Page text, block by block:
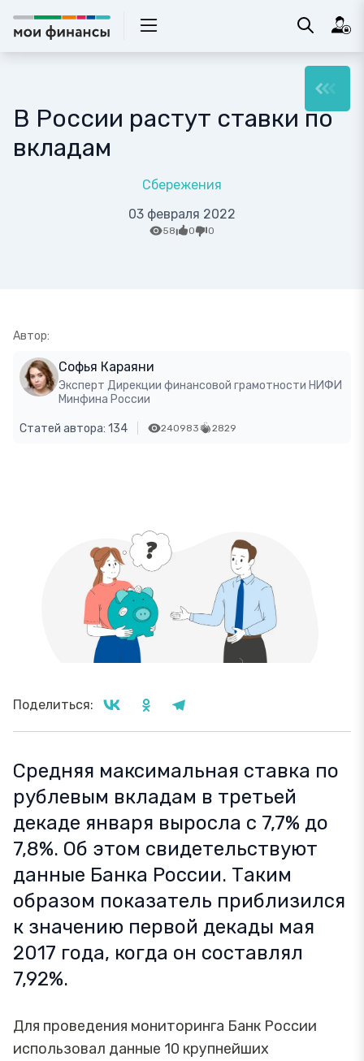
В России растут ставки по
вкладам
Сбережения
03 февраля 2022
58 0 0
Автор:
Софья Караяни
Эксперт Дирекции финансовой грамотности НИФИ
Минфина России
Статей автора: 134 240983 2829
Поделиться:
Средняя максимальная ставка по
рублевым вкладам в третьей
декаде января выросла с 7,7% до
7,8%. Об этом свидетельствуют
данные Банка России. Таким
образом показатель приблизился
к значению первой декады мая
2017 года, когда он составлял
7,92%.
Для проведения мониторинга Банк России
использовал данные 10 крупнейших